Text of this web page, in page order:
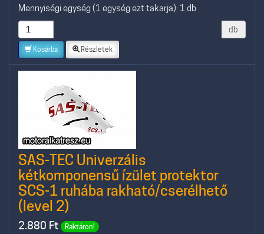
Mennyiségi egység (1 egység ezt takarja): 1 db
db
Kosárba Részletek
SAS-TEC Univerzális
kétkomponensű ízület protektor
SCS-1 ruhába rakható/cserélhető
(level 2)
2.880 Ft Raktáron!